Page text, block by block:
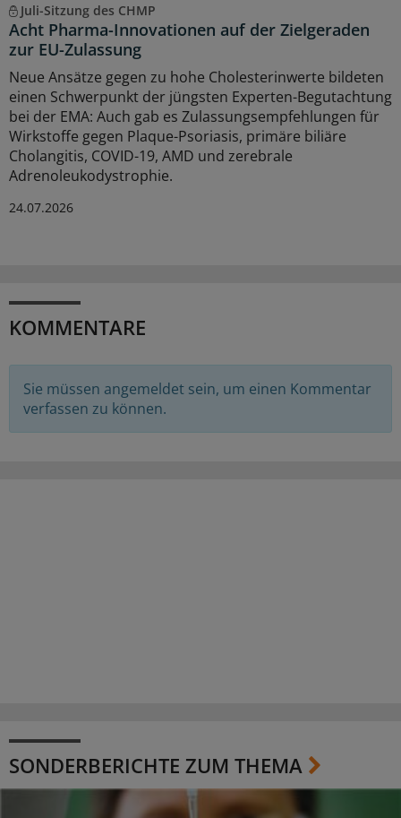
Juli-Sitzung des CHMP
Acht Pharma-Innovationen auf der Zielgeraden
zur EU-Zulassung
Neue Ansätze gegen zu hohe Cholesterinwerte bildeten
einen Schwerpunkt der jüngsten Experten-Begutachtung
bei der EMA: Auch gab es Zulassungsempfehlungen für
Wirkstoffe gegen Plaque-Psoriasis, primäre biliäre
Cholangitis, COVID-19, AMD und zerebrale
Adrenoleukodystrophie.
24.07.2026
KOMMENTARE
Sie müssen angemeldet sein, um einen Kommentar
verfassen zu können.
SONDERBERICHTE ZUM THEMA